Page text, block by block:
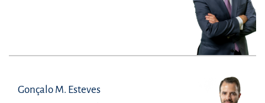
Gonçalo M. Esteves